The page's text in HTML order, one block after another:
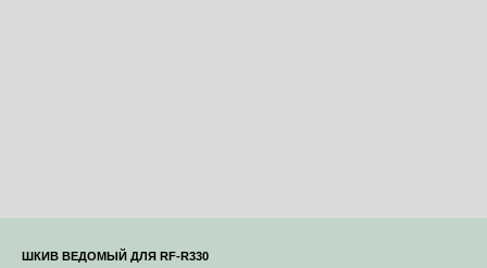
ШКИВ ВЕДОМЫЙ ДЛЯ RF-R330